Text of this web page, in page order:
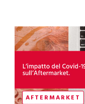
AFTERMARKET